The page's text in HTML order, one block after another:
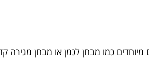
כמו מבחן לַכמָן או מבחן מגירה